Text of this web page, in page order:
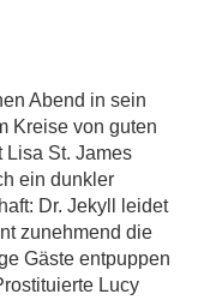
Abend in sein
Kreise von guten
Lisa St. James
ein dunkler
Dr. Jekyll leidet
zunehmend die
Gäste entpuppen
Lucy